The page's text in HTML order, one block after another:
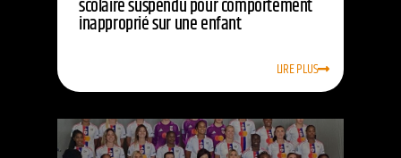
scolaire suspendu pour comportement
inapproprié sur une enfant
LIRE PLUS